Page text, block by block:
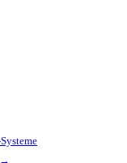
→